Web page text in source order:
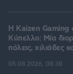
H Kaizen Gaming
Kύπελλο: Μία
πόλεις, χιλιάδες
05.08.2026, 08:38